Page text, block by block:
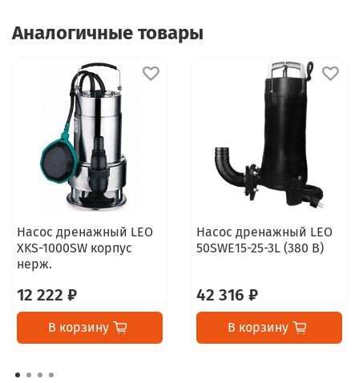
Аналогичные товары
Насос дренажный LEO
XKS-1000SW корпус
нерж.
12 222 ₽
В корзину
Насос дренажный LEO
50SWE15-25-3L (380 В)
42 316 ₽
В корзину